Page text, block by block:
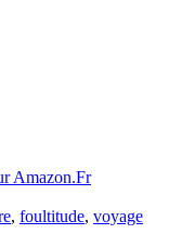
Amazon.Fr
, foultitude, voyage